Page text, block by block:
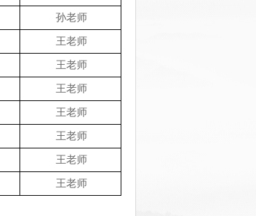
孙老师
王老师
王老师
王老师
王老师
王老师
王老师
王老师